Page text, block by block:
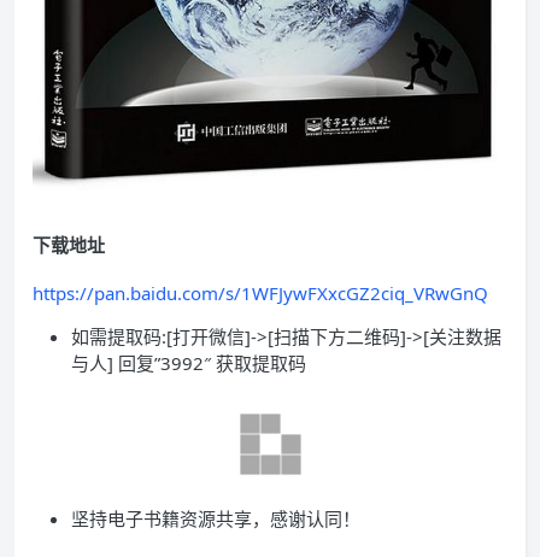
下载地址
https://pan.baidu.com/s/1WFJywFXxcGZ2ciq_VRwGnQ
如需提取码:[打开微信]->[扫描下方二维码]->[关注数据
与人] 回复”3992″ 获取提取码
坚持电子书籍资源共享，感谢认同！